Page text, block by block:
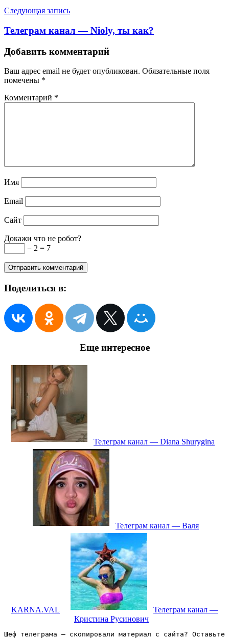
Следующая запись
Телеграм канал — Nioly, ты как?
Добавить комментарий
Ваш адрес email не будет опубликован. Обязательные поля
помечены *
Комментарий *
Имя
Email
Сайт
Докажи что не робот?
− 2 = 7
Поделиться в:
Еще интересное
Телеграм канал — Diana Shurygina
Телеграм канал — Валя
KARNA.VAL
Телеграм канал —
Кристина Русинович
Шеф телеграма – скопировали материал с сайта? Оставьте